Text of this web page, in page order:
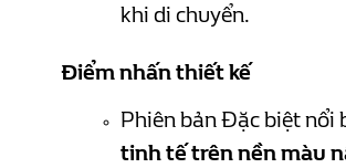
khi di chuyển.
Điểm nhấn thiết kế
Phiên bản Đặc biệt nổi
tinh tế trên nền màu